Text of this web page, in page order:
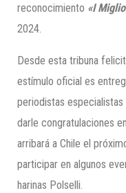
reconocimiento «I
2024.
Desde esta tribuna
estímulo oficial es
periodistas
darle congratulaciones
arribará a Chile el
participar en algunos
harinas Polselli.